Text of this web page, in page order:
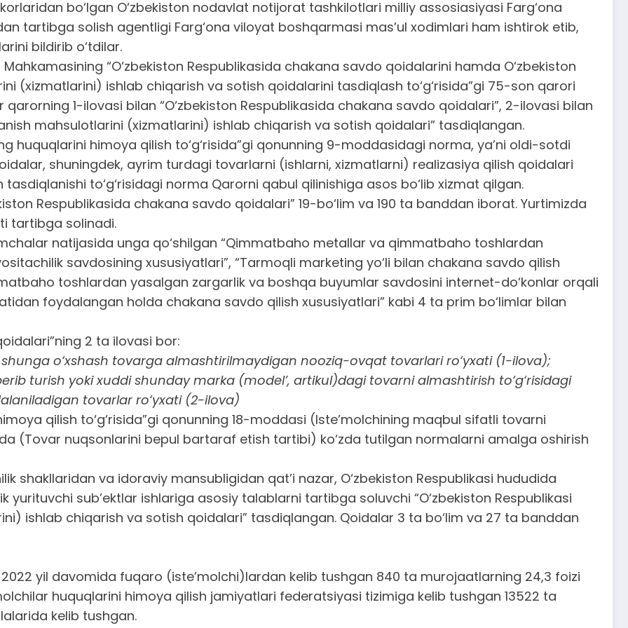
bo‘lgan O‘zbekiston nodavlat notijorat tashkilotlari milliy assosiasiyasi Farg‘ona
tartibga solish agentligi Farg‘ona viloyat boshqarmasi mas’ul xodimlari ham ishtirok etib,
bildirib o‘tdilar.
Mahkamasining “O‘zbekiston Respublikasida chakana savdo qoidalarini hamda O‘zbekiston
(xizmatlarini) ishlab chiqarish va sotish qoidalarini tasdiqlash to‘g‘risida”gi 75-son qarori
1-ilovasi bilan “O‘zbekiston Respublikasida chakana savdo qoidalari”, 2-ilovasi bilan
mahsulotlarini (xizmatlarini) ishlab chiqarish va sotish qoidalari” tasdiqlangan.
huquqlarini himoya qilish to‘g‘risida”gi qonunning 9-moddasidagi norma, ya’ni oldi-sotdi
shuningdek, ayrim turdagi tovarlarni (ishlarni, xizmatlarni) realizasiya qilish qoidalari
to‘g‘risidagi norma Qarorni qabul qilinishiga asos bo‘lib xizmat qilgan.
Respublikasida chakana savdo qoidalari” 19-bo‘lim va 190 ta banddan iborat. Yurtimizda
tartibga solinadi.
natijasida unga qo‘shilgan “Qimmatbaho metallar va qimmatbaho toshlardan
savdosining xususiyatlari”, “Tarmoqli marketing yo‘li bilan chakana savdo qilish
toshlardan yasalgan zargarlik va boshqa buyumlar savdosini internet-do‘konlar orqali
foydalangan holda chakana savdo qilish xususiyatlari” kabi 4 ta prim bo‘limlar bilan
2 ta ilovasi bor:
o‘xshash tovarga almashtirilmaydigan nooziq-ovqat tovarlari ro‘yxati (1-ilova);
turish yoki xuddi shunday marka (model’, artikul)dagi tovarni almashtirish to‘g‘risidagi
tovarlar ro‘yxati (2-ilova)
qilish to‘g‘risida”gi qonunning 18-moddasi (Iste’molchining maqbul sifatli tovarni
(Tovar nuqsonlarini bepul bartaraf etish tartibi) ko‘zda tutilgan normalarni amalga oshirish
shakllaridan va idoraviy mansubligidan qat’i nazar, O‘zbekiston Respublikasi hududida
sub’ektlar ishlariga asosiy talablarni tartibga soluvchi “O‘zbekiston Respublikasi
ishlab chiqarish va sotish qoidalari” tasdiqlangan. Qoidalar 3 ta bo‘lim va 27 ta banddan
yil davomida fuqaro (iste’molchi)lardan kelib tushgan 840 ta murojaatlarning 24,3 foizi
huquqlarini himoya qilish jamiyatlari federatsiyasi tizimiga kelib tushgan 13522 ta
kelib tushgan.